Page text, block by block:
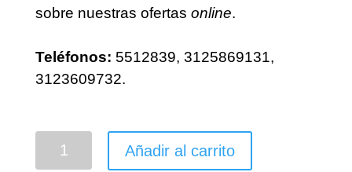
sobre nuestras ofertas online.
Teléfonos: 5512839, 3125869131,
3123609732.
Seducción
Añadir al carrito